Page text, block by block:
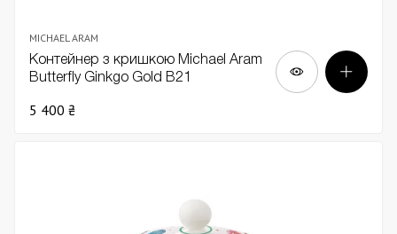
MICHAEL ARAM
Контейнер з кришкою Michael Aram
Butterfly Ginkgo Gold В21
5 400 ₴